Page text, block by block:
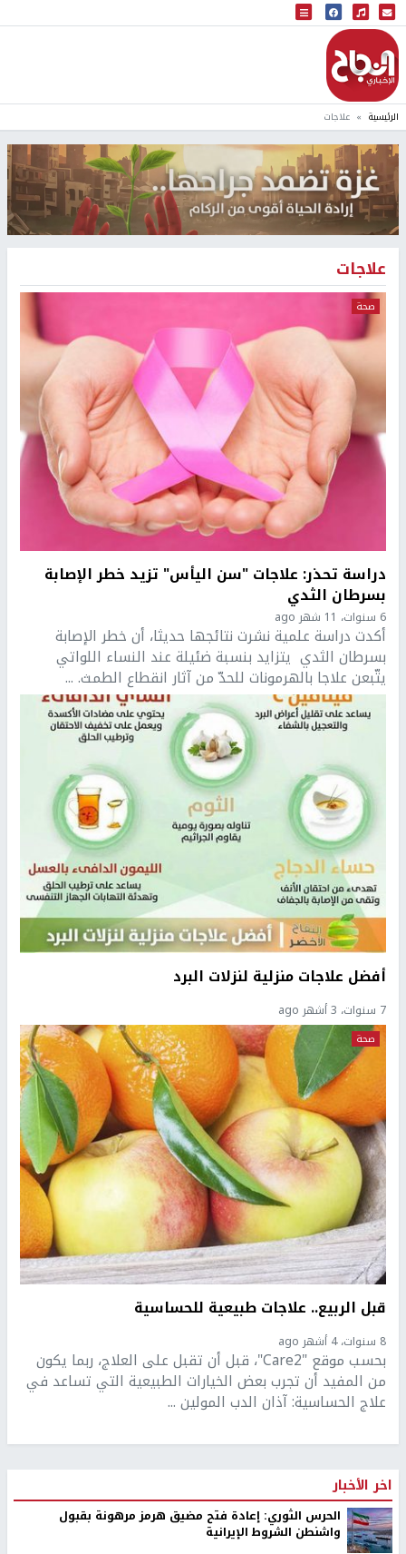
البث المباشر
إذاعة النجاح
الرئيسية علاجات
علاجات
صحة
دراسة تحذر: علاجات "سن اليأس" تزيد خطر الإصابة
بسرطان الثدي
6 سنوات، 11 شهر ago
أكدت دراسة علمية نشرت نتائجها حديثا، أن خطر الإصابة
بسرطان الثدي يتزايد بنسبة ضئيلة عند النساء اللواتي
يتّبعن علاجا بالهرمونات للحدّ من آثار انقطاع الطمث. ...
أفضل علاجات منزلية لنزلات البرد
7 سنوات، 3 أشهر ago
صحة
قبل الربيع.. علاجات طبيعية للحساسية
8 سنوات، 4 أشهر ago
بحسب موقع "Care2"، قبل أن تقبل على العلاج، ربما يكون
من المفيد أن تجرب بعض الخيارات الطبيعية التي تساعد في
علاج الحساسية: آذان الدب المولين ...
اخر الأخبار
الحرس الثوري: إعادة فتح مضيق هرمز مرهونة بقبول
واشنطن الشروط الإيرانية